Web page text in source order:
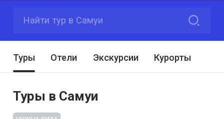
Найти тур в Самуи
Туры Отели Экскурсии Курорты
Туры в Самуи